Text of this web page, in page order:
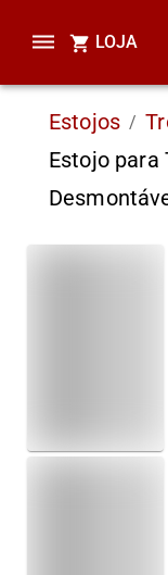
LOJA
Estojos /
Estojo para